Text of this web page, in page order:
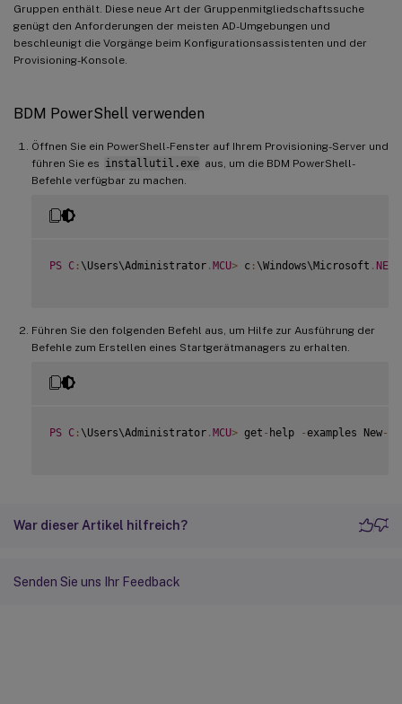
Gruppen enthält. Diese neue Art der Gruppenmitgliedschaftssuche
genügt den Anforderungen der meisten AD-Umgebungen und
beschleunigt die Vorgänge beim Konfigurationsassistenten und der
Provisioning-Konsole.
BDM PowerShell verwenden
Öffnen Sie ein PowerShell-Fenster auf Ihrem Provisioning-Server und
führen Sie es installutil.exe aus, um die BDM PowerShell-
Befehle verfügbar zu machen.
PS C : \Users\Administrator . MCU> c : \Windows\Microsoft . NET
Führen Sie den folgenden Befehl aus, um Hilfe zur Ausführung der
Befehle zum Erstellen eines Startgerätmanagers zu erhalten.
PS C : \Users\Administrator . MCU> get - help -examples New-
War dieser Artikel hilfreich?
Senden Sie uns Ihr Feedback